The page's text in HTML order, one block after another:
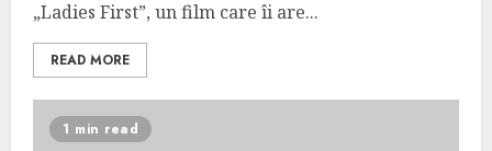
„Ladies First”, un film care îi are...
READ MORE
1 min read